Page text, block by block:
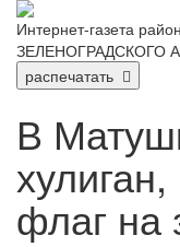
Интернет-газета
ЗЕЛЕНОГРАДСКОГО
распечатать
В
флаг на